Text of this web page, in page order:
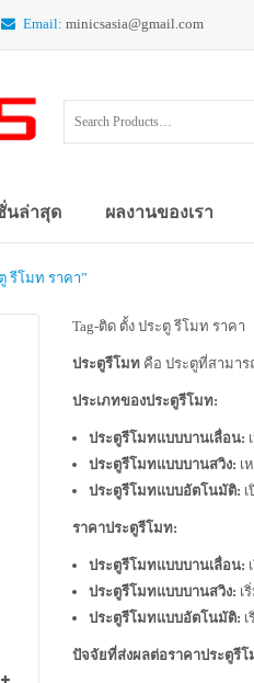
Email: minicsasia@gmail.com
นล่าสุด ผลงานของเรา
รีโมท ราคา”
Tag-ติด ตั้ง ประตู รีโมท ราคา
ประตูรีโมท คือ ประตูที่สามาร
ประเภทของประตูรีโมท:
ประตูรีโมทแบบบานเลื่อน:
ประตูรีโมทแบบบานสวิง: เ
ประตูรีโมทแบบอัตโนมัติ:
ราคาประตูรีโมท:
ประตูรีโมทแบบบานเลื่อน:
ประตูรีโมทแบบบานสวิง: เ
ประตูรีโมทแบบอัตโนมัติ:
ปัจจัยที่ส่งผลต่อราคาประตูรีโ